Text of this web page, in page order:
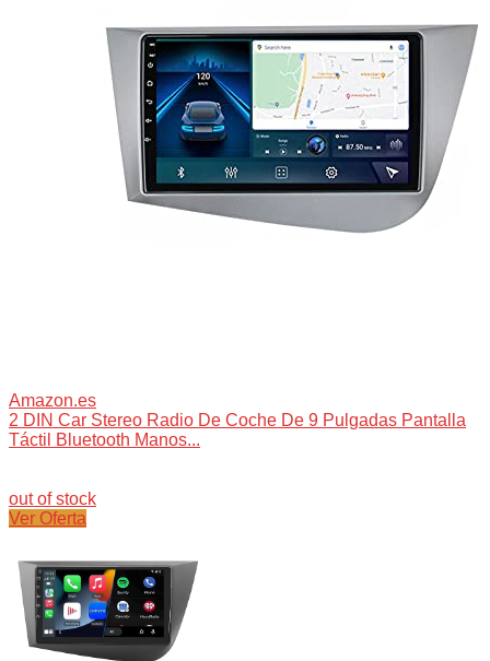
Amazon.es
2 DIN Car Stereo Radio De Coche De 9 Pulgadas Pantalla
Táctil Bluetooth Manos...
out of stock
Ver Oferta